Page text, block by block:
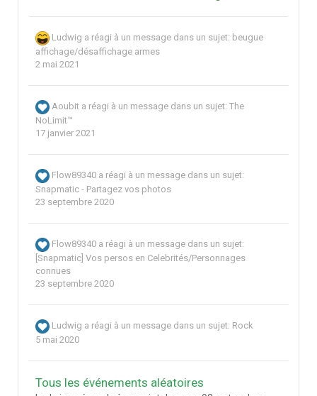
Ludwig a réagi à un message dans un sujet: beugue
affichage/désaffichage armes
2 mai 2021
Aoubit a réagi à un message dans un sujet: The
NoLimit™
17 janvier 2021
Flow89340 a réagi à un message dans un sujet:
Snapmatic - Partagez vos photos
23 septembre 2020
Flow89340 a réagi à un message dans un sujet:
[Snapmatic] Vos persos en Celebrités/Personnages
connues
23 septembre 2020
Ludwig a réagi à un message dans un sujet: Rock
5 mai 2020
Tous les événements aléatoires